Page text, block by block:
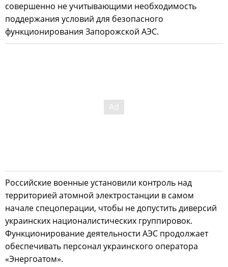
совершенно не учитывающими необходимость
поддержания условий для безопасного
функционирования Запорожской АЭС.
Российские военные установили контроль над
территорией атомной электростанции в самом
начале спецоперации, чтобы не допустить диверсий
украинских националистических группировок.
Функционирование деятельности АЭС продолжает
обеспечивать персонал украинского оператора
«Энергоатом».